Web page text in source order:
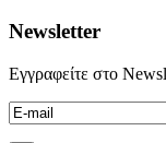
Newsletter
Εγγραφείτε στο